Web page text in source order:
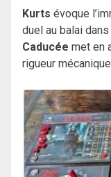
Kurts évoque
duel au balai
Caducée met en
rigueur